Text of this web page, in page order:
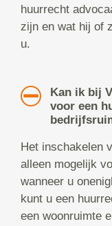
huurrecht
zijn en wat hij of
u.
Kan ik bij
voor een
Het inschakelen
alleen mogelijk
wanneer u
kunt u een
een woonruimte